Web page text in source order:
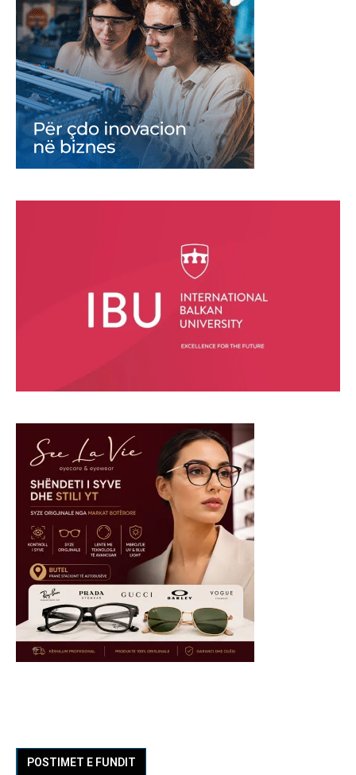
POSTIMET E FUNDIT